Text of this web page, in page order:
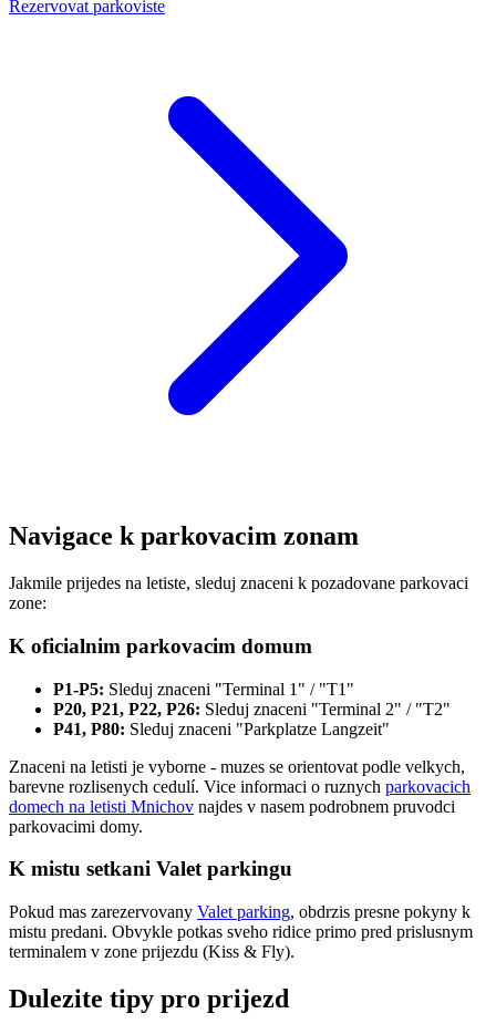
Rezervovat parkoviste
Navigace k parkovacim zonam
Jakmile prijedes na letiste, sleduj znaceni k pozadovane parkovaci
zone:
K oficialnim parkovacim domum
P1-P5: Sleduj znaceni "Terminal 1" / "T1"
P20, P21, P22, P26: Sleduj znaceni "Terminal 2" / "T2"
P41, P80: Sleduj znaceni "Parkplatze Langzeit"
Znaceni na letisti je vyborne - muzes se orientovat podle velkych,
barevne rozlisenych cedulí. Vice informaci o ruznych parkovacich
domech na letisti Mnichov najdes v nasem podrobnem pruvodci
parkovacimi domy.
K mistu setkani Valet parkingu
Pokud mas zarezervovany Valet parking, obdrzis presne pokyny k
mistu predani. Obvykle potkas sveho ridice primo pred prislusnym
terminalem v zone prijezdu (Kiss & Fly).
Dulezite tipy pro prijezd